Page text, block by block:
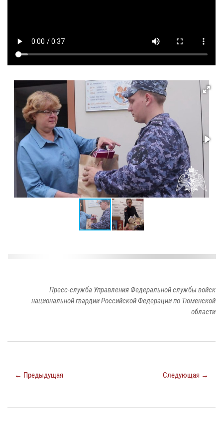
Пресс-служба Управления Федеральной службы войск
национальной гвардии Российской Федерации по Тюменской
области
← Предыдущая Следующая →